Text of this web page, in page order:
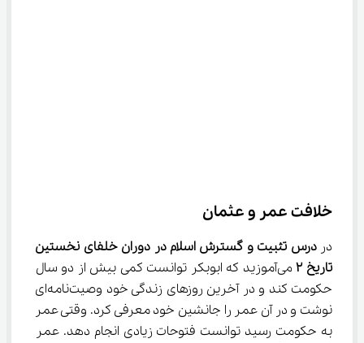
خلافت عمر و عثمان
در درس تثبیت و گسترش اسلام در دوران خلفای نخستین
تاریخ ۲
می‌آموزید که ابوبکر توانست کمی بیش از دو سال
حکومت کند و در آخرین روزهای زندگی خود وصیت‌نامه‌ای
نوشت و در آن عمر را جانشین خود معرفی کرد. وقتی عمر
به حکومت رسید توانست فتوحات زیادی انجام دهد. عمر